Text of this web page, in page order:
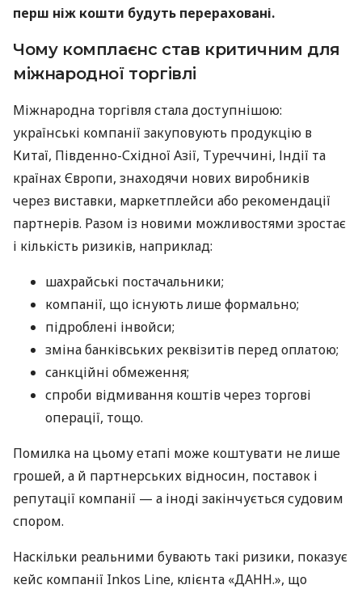
перш ніж кошти будуть перераховані.
Чому комплаєнс став критичним для
міжнародної торгівлі
Міжнародна торгівля стала доступнішою:
українські компанії закуповують продукцію в
Китаї, Південно-Східної Азії, Туреччині, Індії та
країнах Європи, знаходячи нових виробників
через виставки, маркетплейси або рекомендації
партнерів. Разом із новими можливостями зростає
і кількість ризиків, наприклад:
шахрайські постачальники;
компанії, що існують лише формально;
підроблені інвойси;
зміна банківських реквізитів перед оплатою;
санкційні обмеження;
спроби відмивання коштів через торгові
операції, тощо.
Помилка на цьому етапі може коштувати не лише
грошей, а й партнерських відносин, поставок і
репутації компанії — а іноді закінчується судовим
спором.
Наскільки реальними бувають такі ризики, показує
кейс компанії Inkos Line, клієнта «ДАНН.», що